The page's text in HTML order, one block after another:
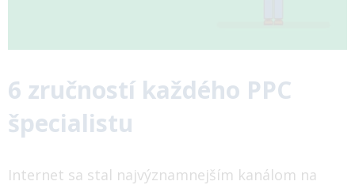
6 zručností každého PPC
špecialistu
Internet sa stal najvýznamnejším kanálom na